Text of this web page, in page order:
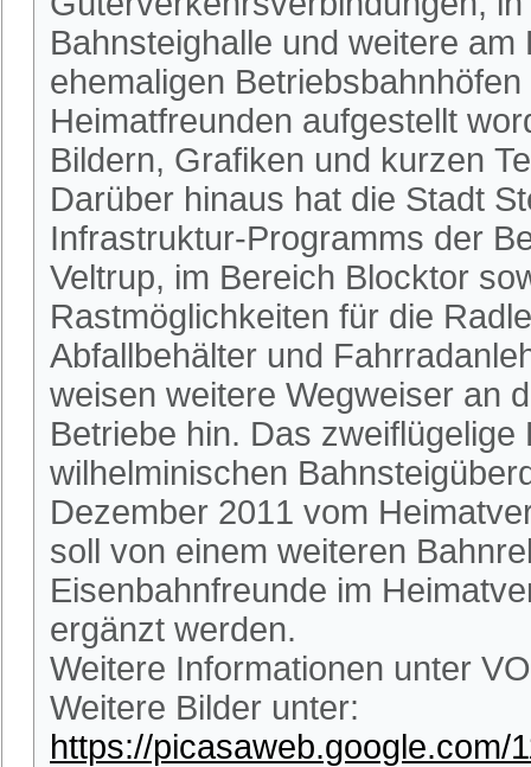
Bahnsteighalle und weitere
ehemaligen
Heimatfreunden aufgestellt
Bildern, Grafiken und kurzen
Darüber hinaus hat die Stadt
Infrastruktur-Programms der
Veltrup, im Bereich Blocktor
Rastmöglichkeiten für die
Abfallbehälter und
weisen weitere Wegweiser an
Betriebe hin. Das
wilhelminischen
Dezember 2011 vom
soll von einem weiteren
Eisenbahnfreunde im
ergänzt werden.
Weitere Informationen unter
Weitere Bilder unter:
https://picasaweb.google.com/